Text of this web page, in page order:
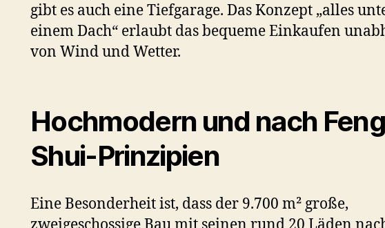
gibt es auch eine Tiefgarage. Das Konzept „alles
einem Dach“ erlaubt das bequeme Einkaufen
von Wind und Wetter.
Hochmodern und nach
Shui-Prinzipien
Eine Besonderheit ist, dass der 9.700 m² große,